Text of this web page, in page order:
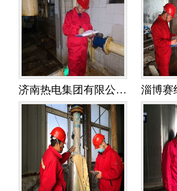
济南热电集团有限公司金鸡岭热电分公司——水平衡测试